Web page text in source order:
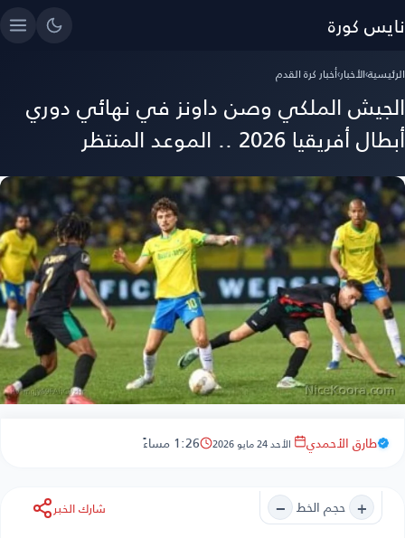
نايس كورة
الرئيسية›الأخبار›أخبار كرة القدم
الجيش الملكي وصن داونز في نهائي دوري
أبطال أفريقيا 2026 .. الموعد المنتظر
طارق الأحمدي الأحد 24 مايو 2026 1:26 مساءً
+ حجم الخط − شارك الخبر